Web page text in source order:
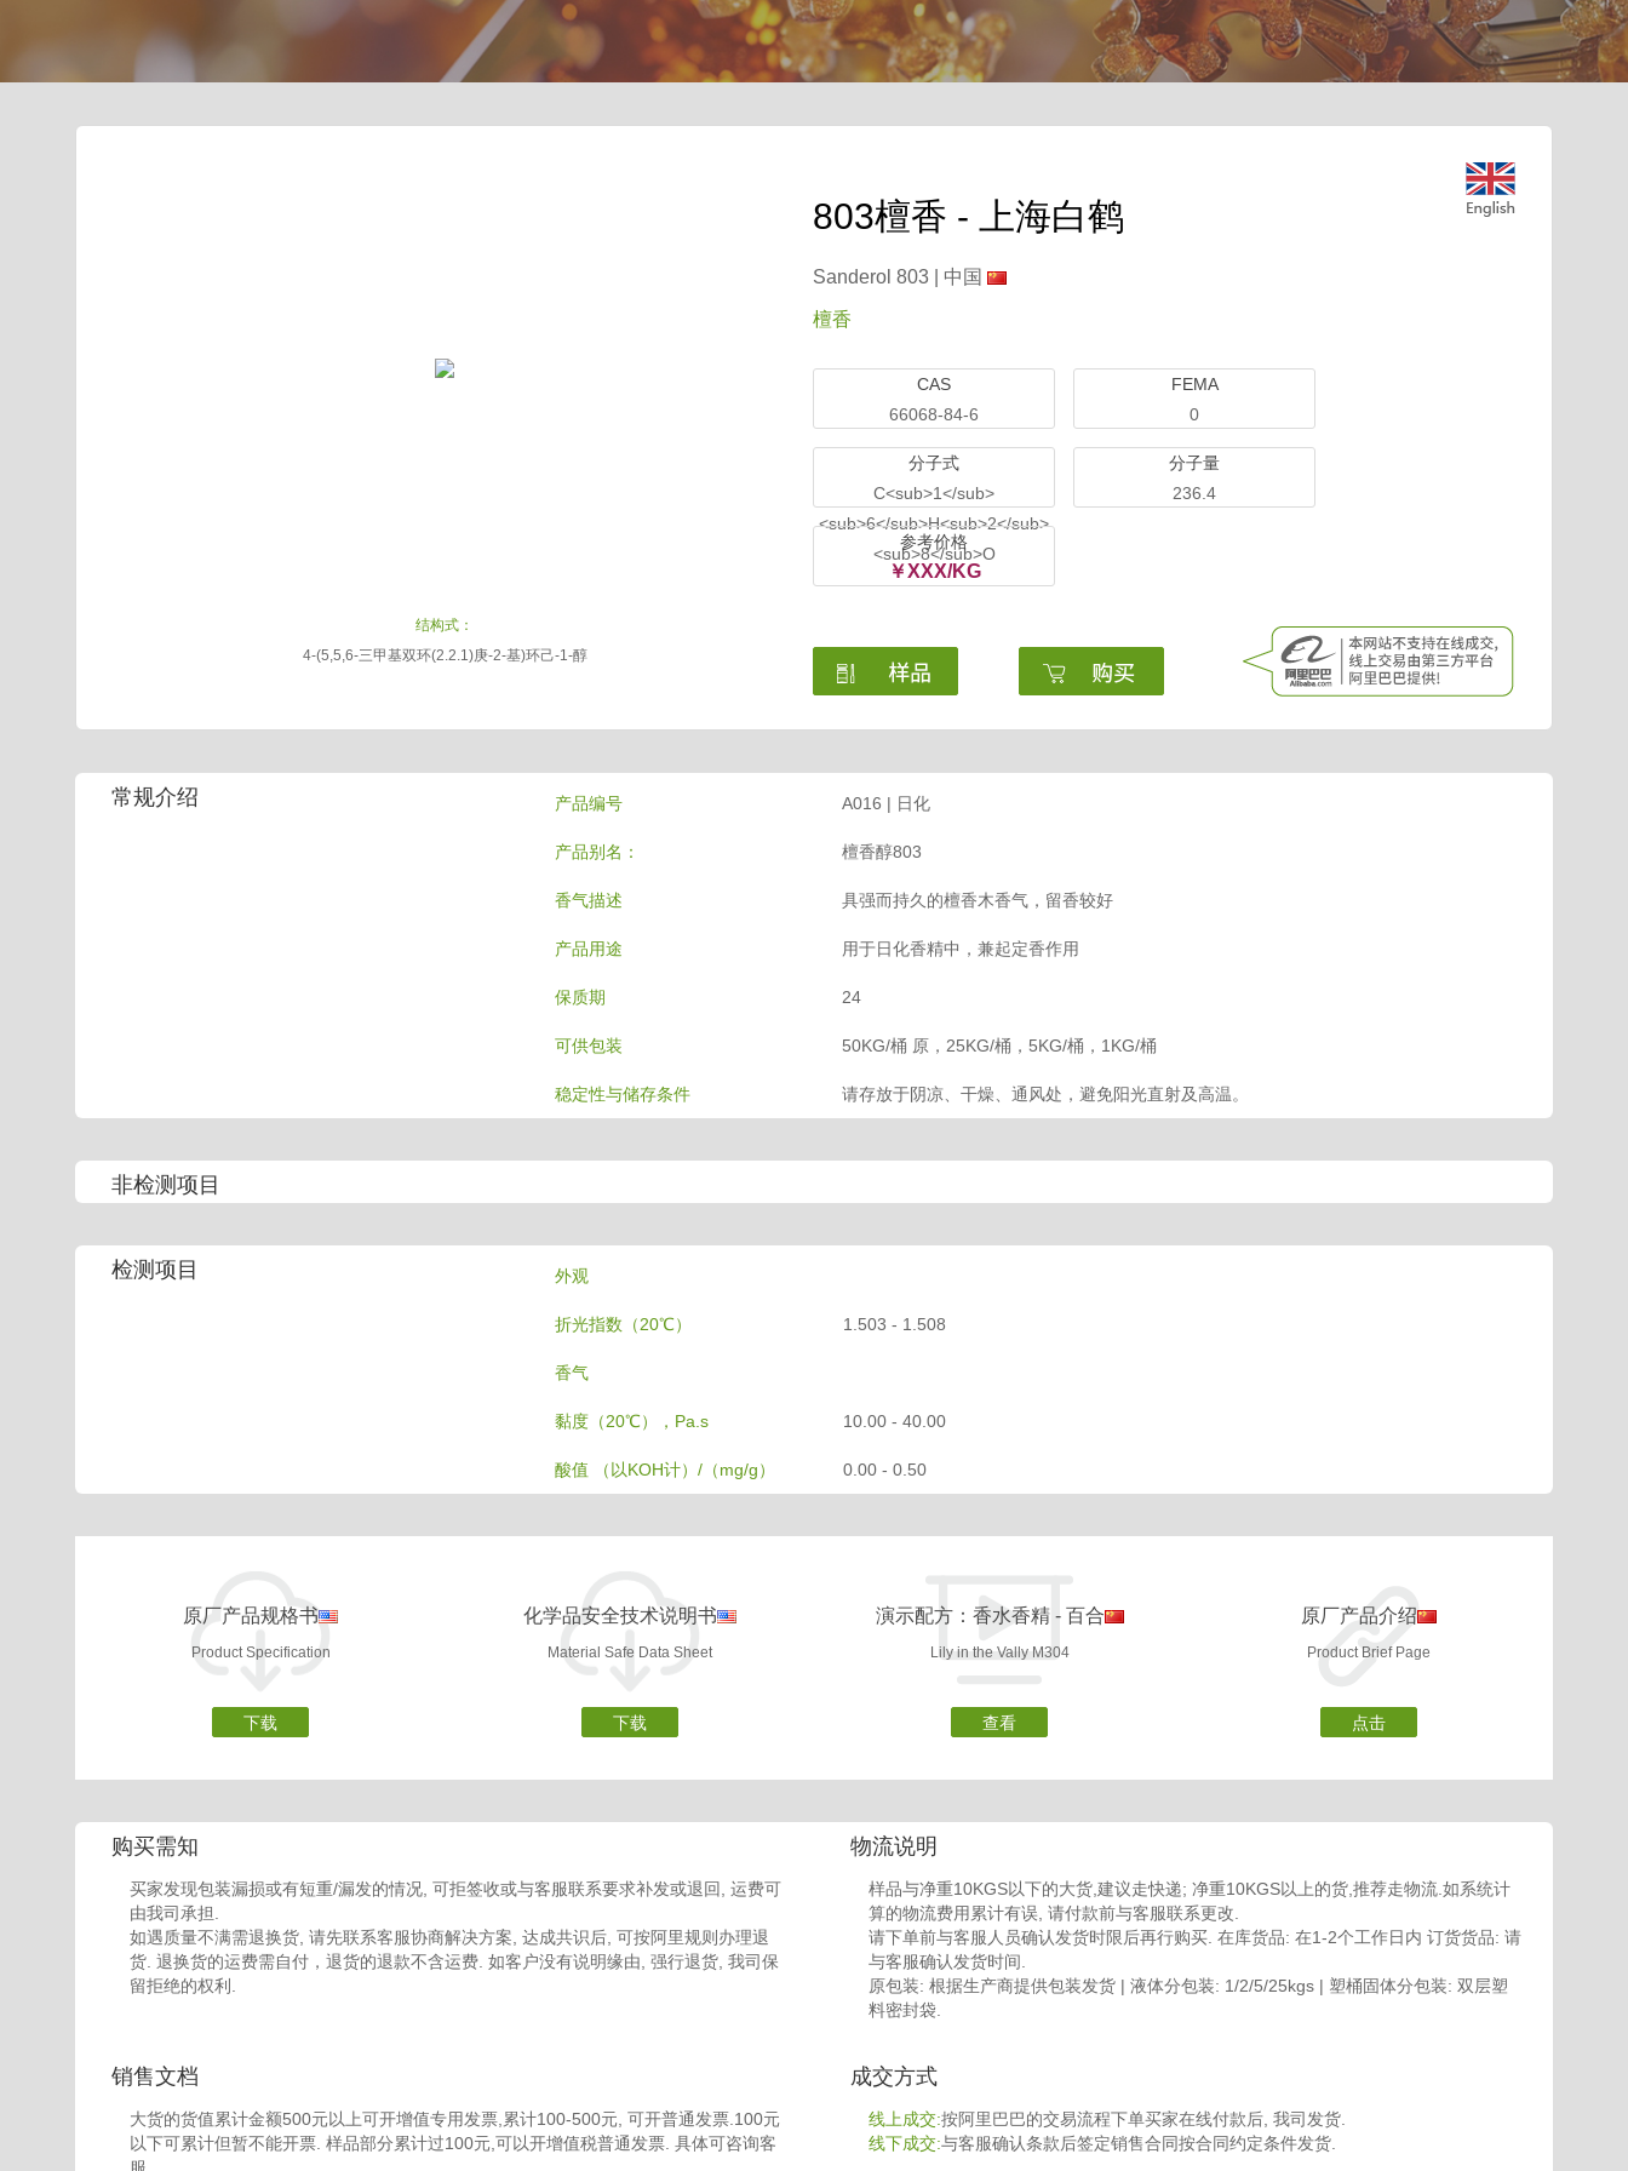
结构式：
4-(5,5,6-三甲基双环(2.2.1)庚-2-基)环己-1-醇
803檀香 - 上海白鹤
Sanderol 803 | 中国
檀香
CAS
66068-84-6
FEMA
0
分子式
C<sub>1</sub>
<sub>6</sub>H<sub>2</sub>
<sub>8</sub>O
分子量
236.4
参考价格
￥XXX/KG
常规介绍 产品编号 A016 | 日化
产品别名： 檀香醇803
香气描述 具强而持久的檀香木香气，留香较好
产品用途 用于日化香精中，兼起定香作用
保质期 24
可供包装 50KG/桶 原，25KG/桶，5KG/桶，1KG/桶
稳定性与储存条件 请存放于阴凉、干燥、通风处，避免阳光直射及高温。
非检测项目
检测项目 外观
折光指数（20℃） 1.503 - 1.508
香气
黏度（20℃），Pa.s 10.00 - 40.00
酸值 （以KOH计）/（mg/g） 0.00 - 0.50
原厂产品规格书
Product Specification
下载
化学品安全技术说明书
Material Safe Data Sheet
下载
演示配方：香水香精 - 百合
Lily in the Vally M304
查看
原厂产品介绍
Product Brief Page
点击
购买需知 物流说明
买家发现包装漏损或有短重/漏发的情况, 可拒签收或与客服联系要求补发或退回, 运费可
由我司承担.
如遇质量不满需退换货, 请先联系客服协商解决方案, 达成共识后, 可按阿里规则办理退
货. 退换货的运费需自付，退货的退款不含运费. 如客户没有说明缘由, 强行退货, 我司保
留拒绝的权利.
样品与净重10KGS以下的大货,建议走快递; 净重10KGS以上的货,推荐走物流.如系统计
算的物流费用累计有误, 请付款前与客服联系更改.
请下单前与客服人员确认发货时限后再行购买. 在库货品: 在1-2个工作日内 订货货品: 请
与客服确认发货时间.
原包装: 根据生产商提供包装发货 | 液体分包装: 1/2/5/25kgs | 塑桶固体分包装: 双层塑
料密封袋.
销售文档 成交方式
大货的货值累计金额500元以上可开增值专用发票,累计100-500元, 可开普通发票.100元
以下可累计但暂不能开票. 样品部分累计过100元,可以开增值税普通发票. 具体可咨询客
线上成交:按阿里巴巴的交易流程下单买家在线付款后, 我司发货.
线下成交:与客服确认条款后签定销售合同按合同约定条件发货.